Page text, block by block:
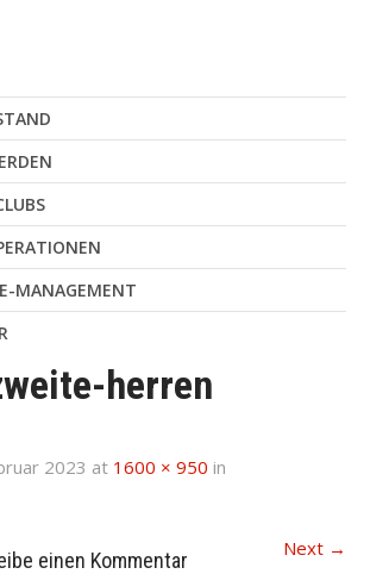
MANAGEMENT
herren
2023 at 1600 × 950 in
Next →
einen Kommentar